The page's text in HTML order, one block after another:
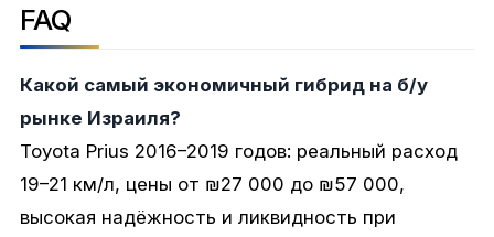
FAQ
Какой самый экономичный гибрид на б/у
рынке Израиля?
Toyota Prius 2016–2019 годов: реальный расход
19–21 км/л, цены от ₪27 000 до ₪57 000,
высокая надёжность и ликвидность при